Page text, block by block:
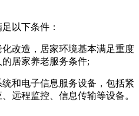
以下条件：
化改造，居家环境基本满足重度
居家养老服务条件;
统和电子信息服务设备，包括紧
远程监控、信息传输等设备。